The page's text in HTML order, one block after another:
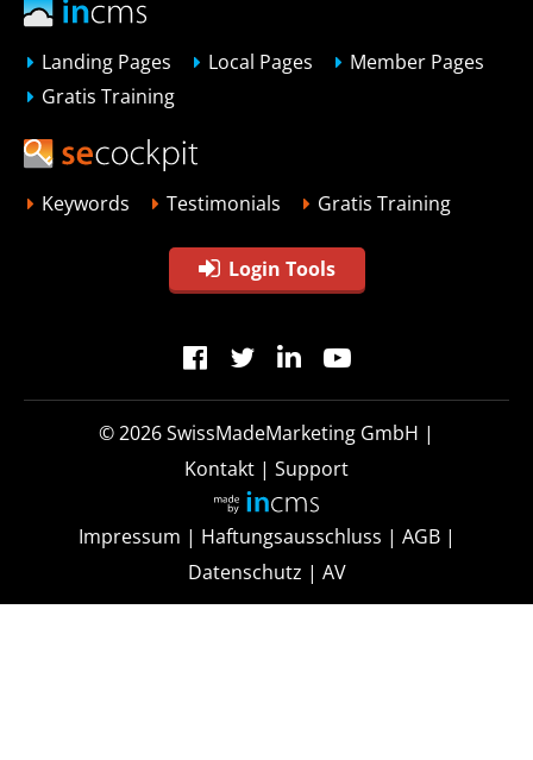
Landing Pages Local Pages
Member Pages
Gratis Training
Keywords Testimonials Gratis Training
Login Tools
© 2026SwissMadeMarketing GmbH |
Kontakt | Support
Impressum | Haftungsausschluss | AGB|
Datenschutz | AV